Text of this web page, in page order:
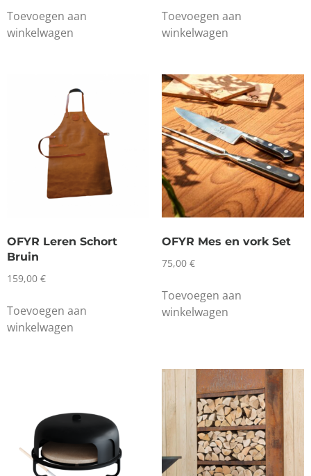
Toevoegen aan
winkelwagen
Toevoegen aan
winkelwagen
OFYR Leren Schort
Bruin
159,00 €
Toevoegen aan
winkelwagen
OFYR Mes en vork Set
75,00 €
Toevoegen aan
winkelwagen